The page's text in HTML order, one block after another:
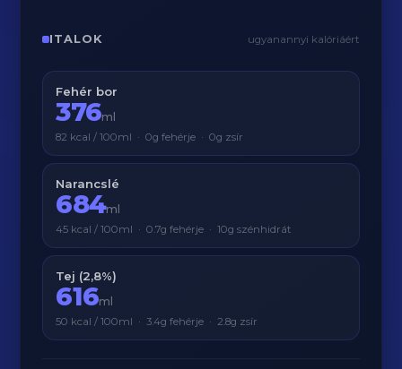
ITALOK ugyanannyi kalóriáért
Fehér bor
376ml
82 kcal / 100ml · 0g fehérje · 0g zsír
Narancslé
684ml
45 kcal / 100ml · 0.7g fehérje · 10g szénhidrát
Tej (2,8%)
616ml
50 kcal / 100ml · 3.4g fehérje · 2.8g zsír